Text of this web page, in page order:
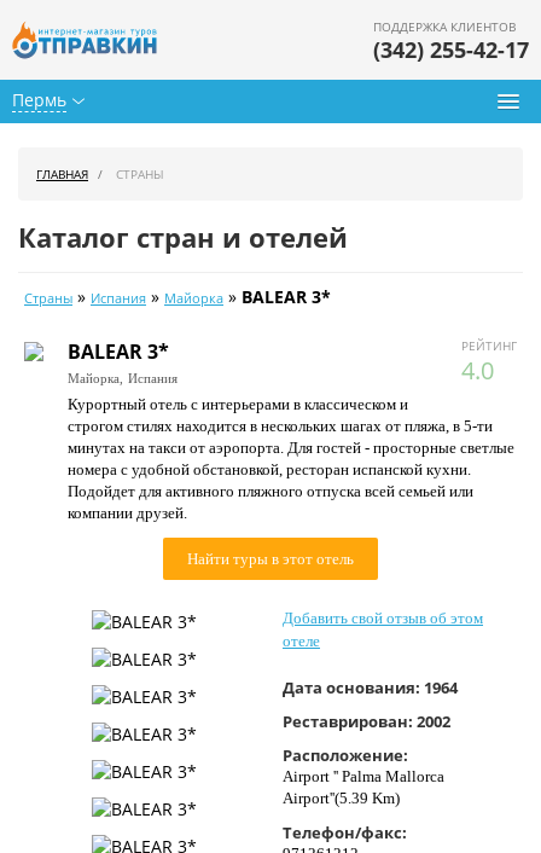
Пермь
ПОДДЕРЖКА КЛИЕНТОВ
(342) 255-42-17
Календарь туров
Цены дня
Страны
Как купить
О нас
ГЛАВНАЯ СТРАНЫ
Каталог стран и отелей
Страны » Испания » Майорка » BALEAR 3*
РЕЙТИНГ
4.0
BALEAR 3*
Майорка, Испания
Курортный отель с интерьерами в классическом и
строгом стилях находится в нескольких шагах от пляжа, в 5-ти
минутах на такси от аэропорта. Для гостей - просторные светлые
номера с удобной обстановкой, ресторан испанской кухни.
Подойдет для активного пляжного отпуска всей семьей или
компании друзей.
Найти туры в этот отель
Добавить свой отзыв об этом
отеле
Дата основания: 1964
Реставрирован: 2002
Расположение:
Airport '' Palma Mallorca
Airport''(5.39 Km)
Телефон/факс: